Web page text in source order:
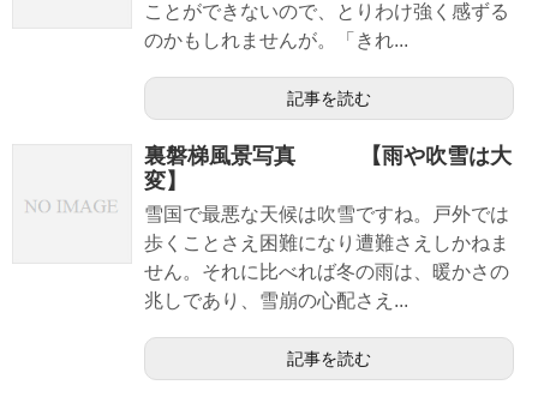
ことができないので、とりわけ強く感ずる
のかもしれませんが。「きれ...
記事を読む
裏磐梯風景写真 【雨や吹雪は大
変】
雪国で最悪な天候は吹雪ですね。戸外では
歩くことさえ困難になり遭難さえしかねま
せん。それに比べれば冬の雨は、暖かさの
兆しであり、雪崩の心配さえ...
記事を読む